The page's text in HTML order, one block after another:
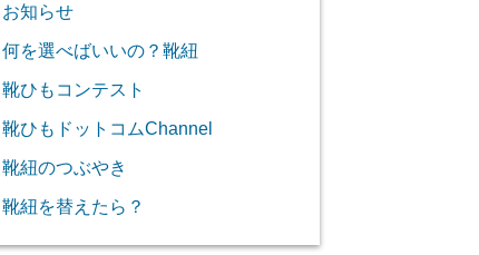
お知らせ
何を選べばいいの？靴紐
靴ひもコンテスト
靴ひもドットコムChannel
靴紐のつぶやき
靴紐を替えたら？